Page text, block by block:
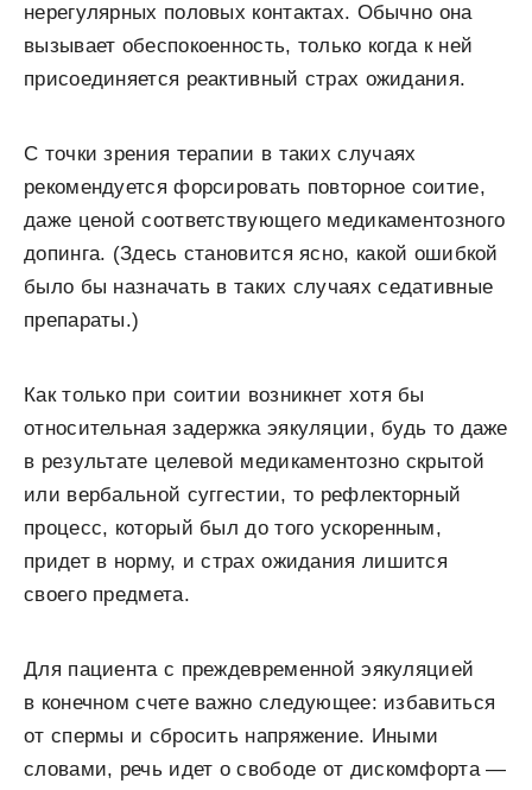
нерегулярных половых контактах. Обычно она
вызывает обеспокоенность, только когда к ней
присоединяется реактивный страх ожидания.
С точки зрения терапии в таких случаях
рекомендуется форсировать повторное соитие,
даже ценой соответствующего медикаментозного
допинга. (Здесь становится ясно, какой ошибкой
было бы назначать в таких случаях седативные
препараты.)
Как только при соитии возникнет хотя бы
относительная задержка эякуляции, будь то даже
в результате целевой медикаментозно скрытой
или вербальной суггестии, то рефлекторный
процесс, который был до того ускоренным,
придет в норму, и страх ожидания лишится
своего предмета.
Для пациента с преждевременной эякуляцией
в конечном счете важно следующее: избавиться
от спермы и сбросить напряжение. Иными
словами, речь идет о свободе от дискомфорта —